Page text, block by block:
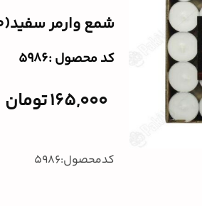
شمع وارمر سفید(۵۰عددی)
کد محصول :‌5986
165,000تومان
کدمحصول:5986